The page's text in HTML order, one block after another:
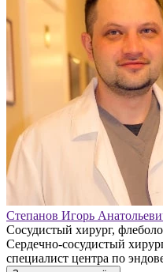
Степанов Игорь
Сосудистый хирург,
Сердечно-сосудистый
специалист центра по